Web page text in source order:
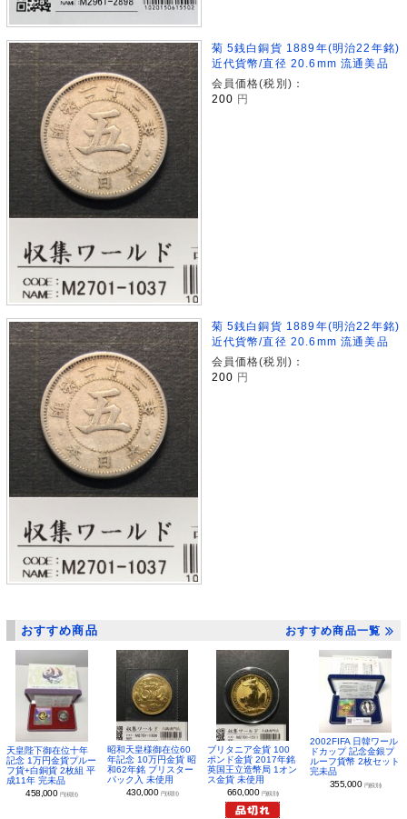
菊 5銭白銅貨 1889年(明治22年銘)
近代貨幣/直径 20.6mm 流通美品
会員価格(税別)：
200 円
菊 5銭白銅貨 1889年(明治22年銘)
近代貨幣/直径 20.6mm 流通美品
会員価格(税別)：
200 円
おすすめ商品 おすすめ商品一覧
天皇陛下御在位十年
記念 1万円金貨プルー
フ貨+白銅貨 2枚組 平
成11年 完未品
458,000 円(税別)
昭和天皇様御在位60
年記念 10万円金貨 昭
和62年銘 ブリスター
パック入 未使用
430,000 円(税別)
ブリタニア金貨 100
ポンド金貨 2017年銘
英国王立造幣局 1オン
ス金貨 未使用
660,000 円(税別)
2002FIFA 日韓ワール
ドカップ 記念金銀プ
ルーフ貨幣 2枚セット
完未品
355,000 円(税別)